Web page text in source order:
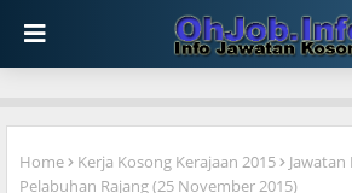
Home Kerja Kosong Kerajaan 2015
Pelabuhan Rajang (25 November 2015)